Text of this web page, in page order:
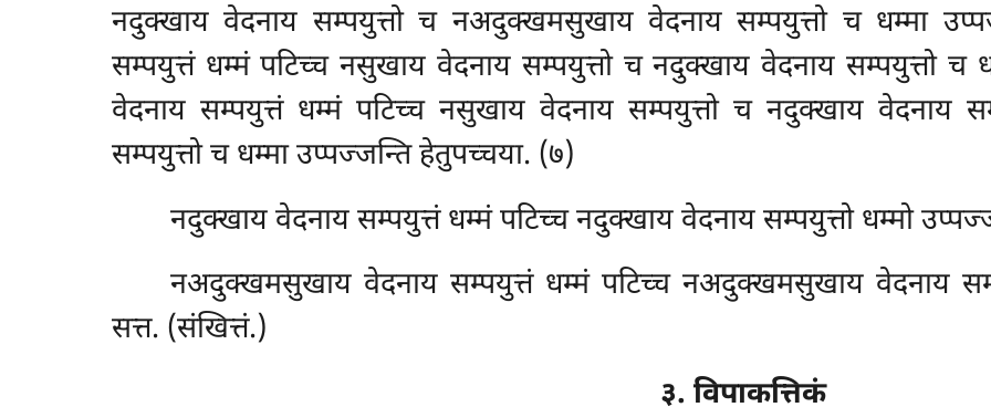
नदुक्खाय वेदनाय सम्पयुत्तो च नअदुक्खमसुखाय वेदनाय सम्पयुत्तो च धम्मा
सम्पयुत्तं धम्मं पटिच्च नसुखाय वेदनाय सम्पयुत्तो च नदुक्खाय वेदनाय सम्पयुत्तो च
वेदनाय सम्पयुत्तं धम्मं पटिच्च नसुखाय वेदनाय सम्पयुत्तो च नदुक्खाय वेदनाय
सम्पयुत्तो च धम्मा उप्पज्जन्ति हेतुपच्चया. (७)
नदुक्खाय वेदनाय सम्पयुत्तं धम्मं पटिच्च नदुक्खाय वेदनाय सम्पयुत्तो धम्मो
नअदुक्खमसुखाय वेदनाय सम्पयुत्तं धम्मं पटिच्च नअदुक्खमसुखाय वेदनाय
सत्त. (संखित्तं.)
३. विपाकत्तिकं